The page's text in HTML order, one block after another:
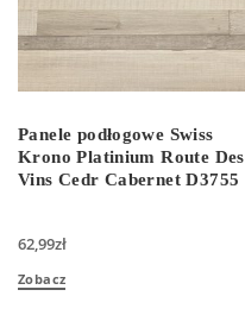
Panele podłogowe Swiss
Krono Platinium Route Des
Vins Cedr Cabernet D3755
62,99zł
Zobacz